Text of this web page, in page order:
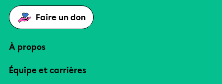
Faire un don
À propos
Équipe et carrières